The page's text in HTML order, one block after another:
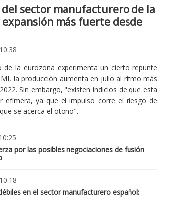
sector manufacturero de la
más fuerte desde
de la eurozona experimenta un cierto repunte
la producción aumenta en julio al ritmo más
Sin embargo, "existen indicios de que esta
efímera, ya que el impulso corre el riesgo de
se acerca el otoño".
por las posibles negociaciones de fusión
en el sector manufacturero español: